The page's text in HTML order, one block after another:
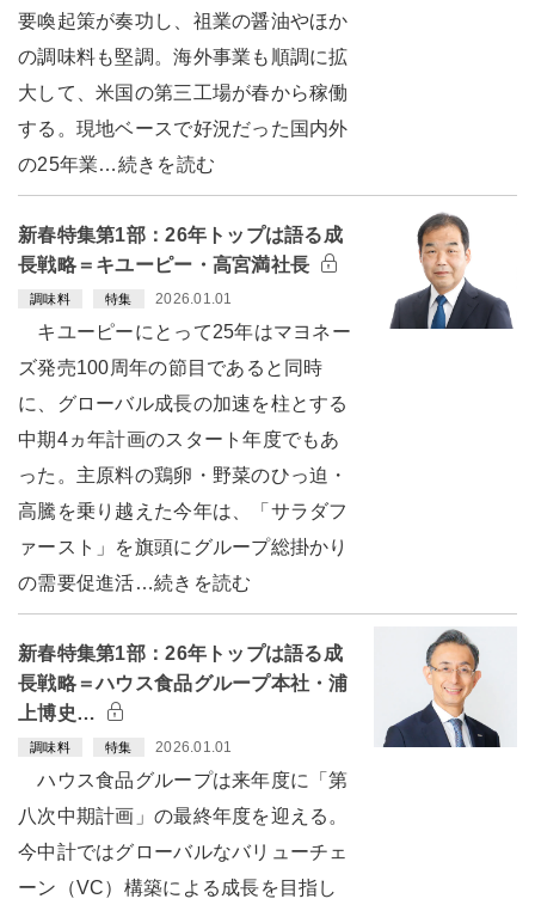
要喚起策が奏功し、祖業の醤油やほか
の調味料も堅調。海外事業も順調に拡
大して、米国の第三工場が春から稼働
する。現地ベースで好況だった国内外
の25年業…続きを読む
新春特集第1部：26年トップは語る成
長戦略＝キユーピー・高宮満社長
調味料 特集 2026.01.01
キユーピーにとって25年はマヨネー
ズ発売100周年の節目であると同時
に、グローバル成長の加速を柱とする
中期4ヵ年計画のスタート年度でもあ
った。主原料の鶏卵・野菜のひっ迫・
高騰を乗り越えた今年は、「サラダフ
ァースト」を旗頭にグループ総掛かり
の需要促進活…続きを読む
新春特集第1部：26年トップは語る成
長戦略＝ハウス食品グループ本社・浦
上博史…
調味料 特集 2026.01.01
ハウス食品グループは来年度に「第
八次中期計画」の最終年度を迎える。
今中計ではグローバルなバリューチェ
ーン（VC）構築による成長を目指し